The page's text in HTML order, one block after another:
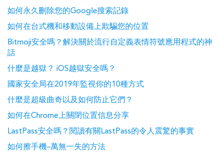
如何永久刪除您的Google搜索記錄
如何在台式機和移動設備上欺騙您的位置
Bitmoji安全嗎？解決關於流行自定義表情符號應用程式的神
話
什麼是越獄？ iOS越獄安全嗎？
國家安全局在2019年監視你的10種方式
什麼是超級曲奇以及如何防止它們？
如何在Chrome上關閉位置信息分享
LastPass安全嗎？閱讀有關LastPass的令人震驚的事實
如何擦手機–萬無一失的方法